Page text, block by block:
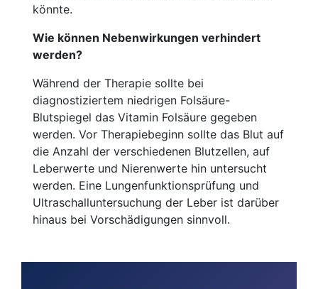
könnte.
Wie können Nebenwirkungen verhindert
werden?
Während der Therapie sollte bei
diagnostiziertem niedrigen Folsäure-
Blutspiegel das Vitamin Folsäure gegeben
werden. Vor Therapiebeginn sollte das Blut auf
die Anzahl der verschiedenen Blutzellen, auf
Leberwerte und Nierenwerte hin untersucht
werden. Eine Lungenfunktionsprüfung und
Ultraschalluntersuchung der Leber ist darüber
hinaus bei Vorschädigungen sinnvoll.